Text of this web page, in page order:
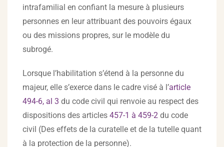
intrafamilial en confiant la mesure à plusieurs
personnes en leur attribuant des pouvoirs égaux
ou des missions propres, sur le modèle du
subrogé.
Lorsque l’habilitation s’étend à la personne du
majeur, elle s’exerce dans le cadre visé à l’article
494-6, al 3 du code civil qui renvoie au respect des
dispositions des articles 457-1 à 459-2 du code
civil (Des effets de la curatelle et de la tutelle quant
à la protection de la personne).